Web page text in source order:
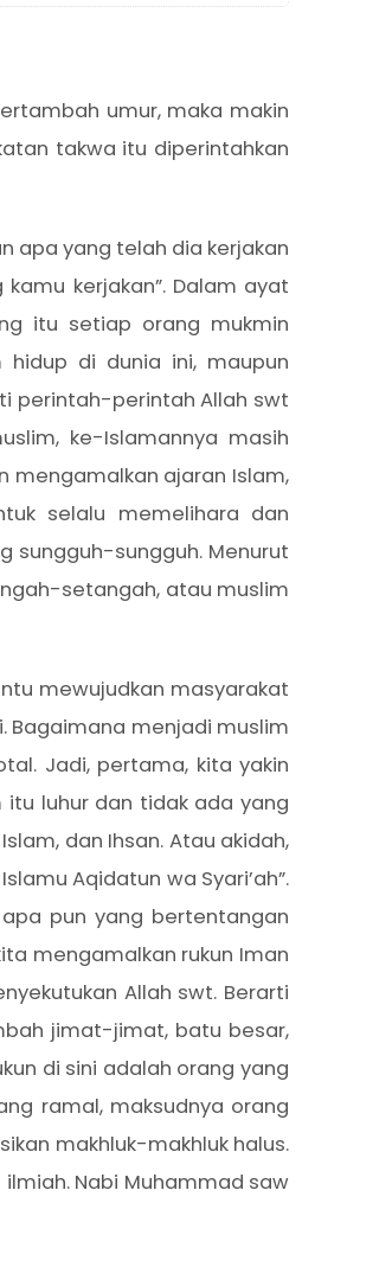
umur, maka makin
takwa itu diperintahkan
apa yang telah dia kerjakan
kerjakan”. Dalam ayat
itu setiap orang mukmin
di dunia ini, maupun
perintah-perintah Allah swt
ke-Islamannya masih
mengamalkan ajaran Islam,
selalu memelihara dan
sungguh-sungguh. Menurut
setangah, atau muslim
mewujudkan masyarakat
Bagaimana menjadi muslim
Jadi, pertama, kita yakin
itu luhur dan tidak ada yang
dan Ihsan. Atau akidah,
Aqidatun wa Syari’ah”.
pun yang bertentangan
mengamalkan rukun Iman
Allah swt. Berarti
jimat-jimat, batu besar,
di sini adalah orang yang
ramal, maksudnya orang
makhluk-makhluk halus.
Nabi Muhammad saw